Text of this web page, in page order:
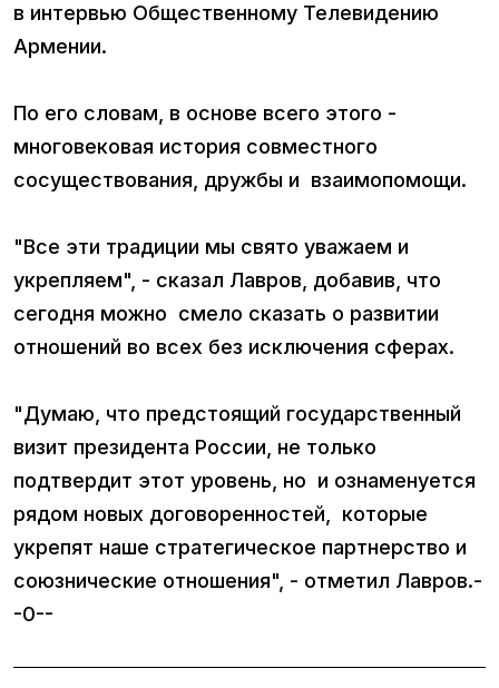
в интервью Общественному Телевидению
Армении.
По его словам, в основе всего этого -
многовековая история совместного
сосуществования, дружбы и взаимопомощи.
"Все эти традиции мы свято уважаем и
укрепляем", - сказал Лавров, добавив, что
сегодня можно смело сказать о развитии
отношений во всех без исключения сферах.
"Думаю, что предстоящий государственный
визит президента России, не только
подтвердит этот уровень, но и ознаменуется
рядом новых договоренностей, которые
укрепят наше стратегическое партнерство и
союзнические отношения", - отметил Лавров.-
-0--